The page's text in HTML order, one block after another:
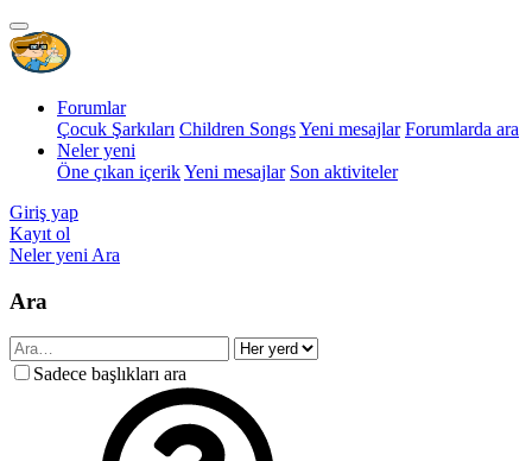
Forumlar
Çocuk Şarkıları Children SongsYeni mesajlar Forumlarda ara
Neler yeni
Öne çıkan içerikYeni mesajlar Son aktiviteler
Giriş yap
Kayıt ol
Neler yeni Ara
Ara
Sadece başlıkları ara